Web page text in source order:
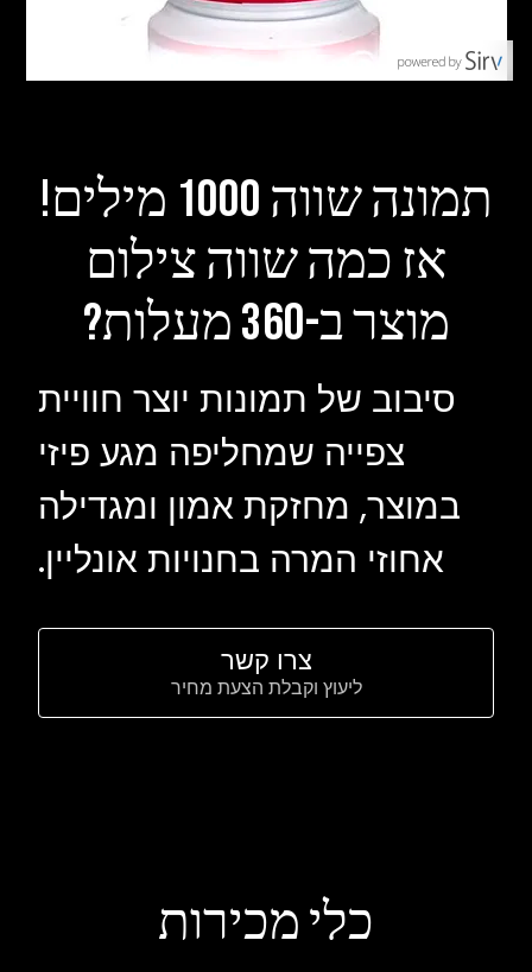
תמונה שווה 1000 מילים!
אז כמה שווה צילום
מוצר ב-360 מעלות?
סיבוב של תמונות יוצר חוויית
צפייה שמחליפה מגע פיזי
במוצר, מחזקת אמון ומגדילה
אחוזי המרה בחנויות אונליין.
צרו קשר
ליעוץ וקבלת הצעת מחיר
כלי מכירות